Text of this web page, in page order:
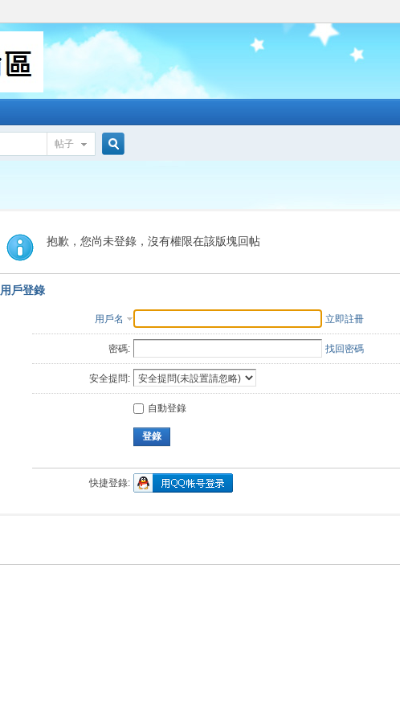
帖子
索
抱歉，您尚未登錄，沒有權限在該版塊回帖
用戶登錄
用戶名 立即註冊
密碼: 找回密碼
安全提問:
自動登錄
登錄
快捷登錄: